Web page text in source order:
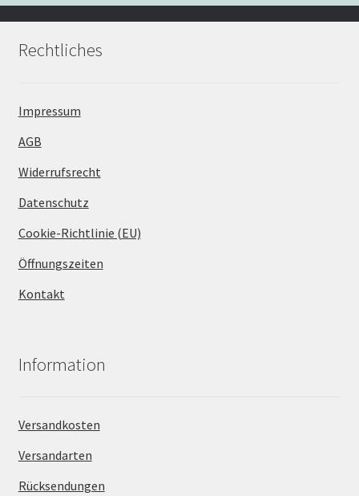
Rechtliches
Impressum
AGB
Widerrufsrecht
Datenschutz
Cookie-Richtlinie (EU)
Öffnungszeiten
Kontakt
Information
Versandkosten
Versandarten
Rücksendungen